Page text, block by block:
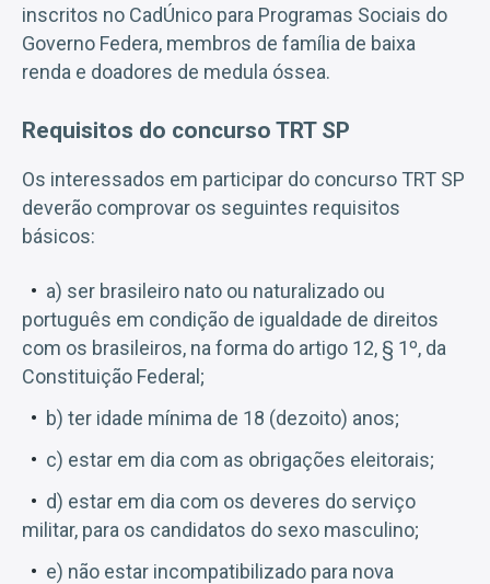
inscritos no CadÚnico para Programas Sociais do
Governo Federa, membros de família de baixa
renda e doadores de medula óssea.
Requisitos do concurso TRT SP
Os interessados em participar do concurso TRT SP
deverão comprovar os seguintes requisitos
básicos:
a) ser brasileiro nato ou naturalizado ou
português em condição de igualdade de direitos
com os brasileiros, na forma do artigo 12, § 1º, da
Constituição Federal;
b) ter idade mínima de 18 (dezoito) anos;
c) estar em dia com as obrigações eleitorais;
d) estar em dia com os deveres do serviço
militar, para os candidatos do sexo masculino;
e) não estar incompatibilizado para nova